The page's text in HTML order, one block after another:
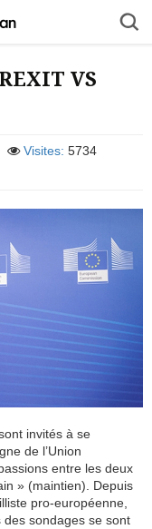
VS
Visites: 5734
invités à se
de l’Union
entre les deux
» (maintien). Depuis
pro-européenne,
sondages se sont